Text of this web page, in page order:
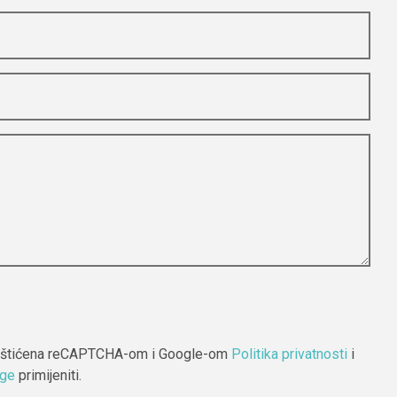
maila ili
reCAPTCHA-om i Google-om Politika privatnosti i
primijeniti.